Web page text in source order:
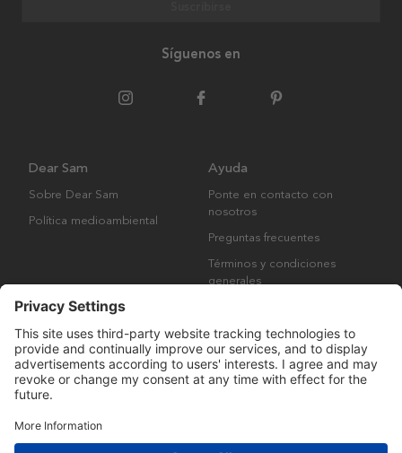
Síguenos en
Dear Sam
Sobre Dear Sam
Política medioambiental
Ayuda
Ponte en contacto con
nosotros
Preguntas frecuentes
Términos y condiciones
generales
Derechos de autor © Many Brands AB 2023. Todos los derechos